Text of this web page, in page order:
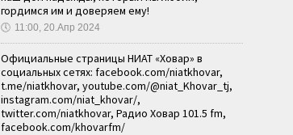
гордимся им и доверяем ему!
🕔 11:00, 20.Апр 2024
Официальные страницы НИАТ «Ховар» в
социальных сетях: facebook.com/niatkhovar,
t.me/niatkhovar, youtube.com/@niat_Khovar_tj,
instagram.com/niat_khovar/,
twitter.com/niatkhovar, Радио Ховар 101.5 fm,
facebook.com/khovarfm/